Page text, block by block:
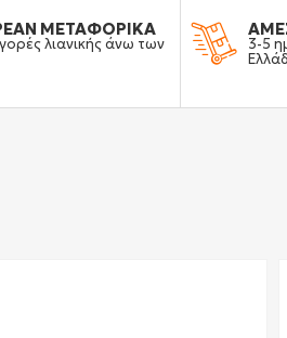
ΜΕΤΑΦΟΡΙΚΑ
λιανικής άνω των
3-5